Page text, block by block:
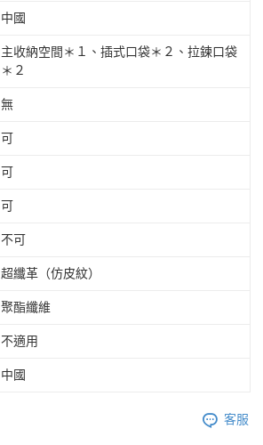
中國
主收納空間＊１、插式口袋＊２、拉鍊口袋
＊２
無
可
可
可
不可
超纖革（仿皮紋）
聚酯纖維
不適用
中國
客服